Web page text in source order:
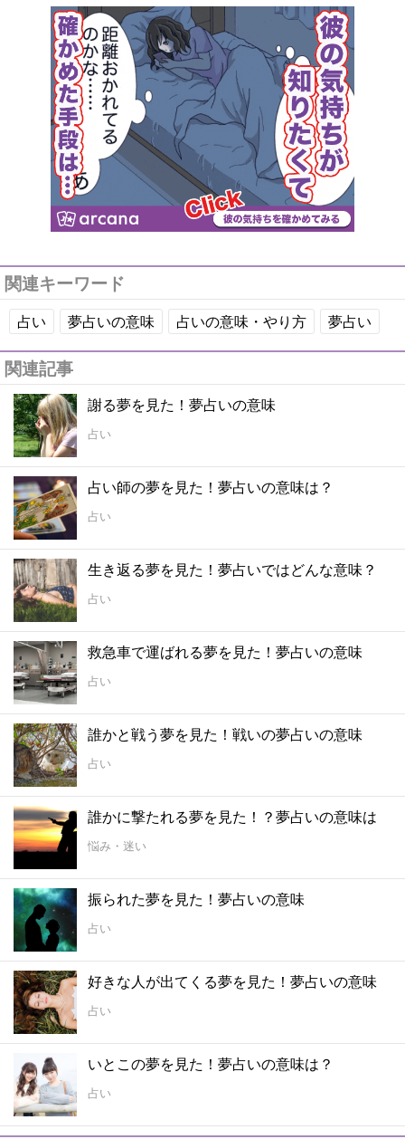
関連キーワード
占い 夢占いの意味 占いの意味・やり方 夢占い
関連記事
謝る夢を見た！夢占いの意味
占い
占い師の夢を見た！夢占いの意味は？
占い
生き返る夢を見た！夢占いではどんな意味？
占い
救急車で運ばれる夢を見た！夢占いの意味
占い
誰かと戦う夢を見た！戦いの夢占いの意味
占い
誰かに撃たれる夢を見た！？夢占いの意味は
悩み・迷い
振られた夢を見た！夢占いの意味
占い
好きな人が出てくる夢を見た！夢占いの意味
占い
いとこの夢を見た！夢占いの意味は？
占い